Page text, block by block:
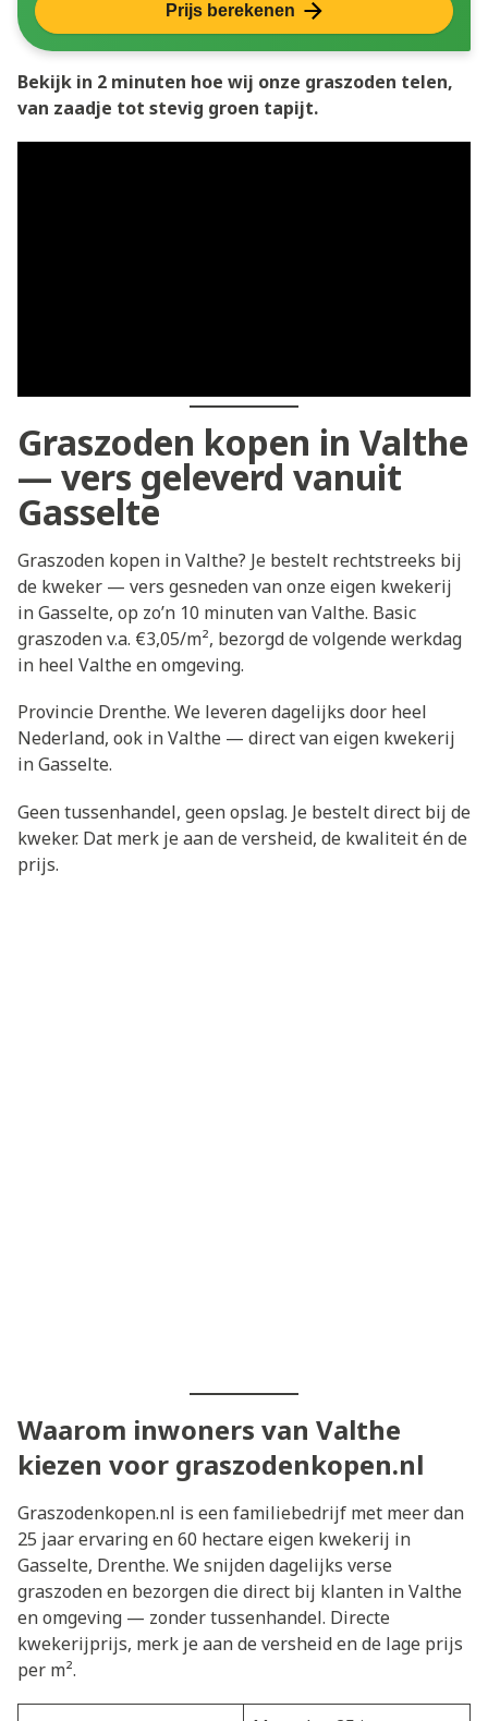
Prijs berekenen
Bekijk in 2 minuten hoe wij onze graszoden telen,
van zaadje tot stevig groen tapijt.
Graszoden kopen in Valthe
— vers geleverd vanuit
Gasselte
Graszoden kopen in Valthe? Je bestelt rechtstreeks bij
de kweker — vers gesneden van onze eigen kwekerij
in Gasselte, op zo’n 10 minuten van Valthe. Basic
graszoden v.a. €3,05/m², bezorgd de volgende werkdag
in heel Valthe en omgeving.
Provincie Drenthe. We leveren dagelijks door heel
Nederland, ook in Valthe — direct van eigen kwekerij
in Gasselte.
Geen tussenhandel, geen opslag. Je bestelt direct bij de
kweker. Dat merk je aan de versheid, de kwaliteit én de
prijs.
Waarom inwoners van Valthe
kiezen voor graszodenkopen.nl
Graszodenkopen.nl is een familiebedrijf met meer dan
25 jaar ervaring en 60 hectare eigen kwekerij in
Gasselte, Drenthe. We snijden dagelijks verse
graszoden en bezorgen die direct bij klanten in Valthe
en omgeving — zonder tussenhandel. Directe
kwekerijprijs, merk je aan de versheid en de lage prijs
per m².